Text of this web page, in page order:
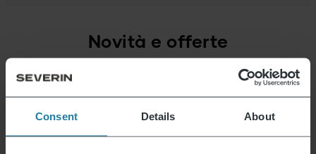
Consent Details About
Novità e offerte
Iscriviti ora e ricevi un buono del 15% per il tuo
Indirizzo e-mail*